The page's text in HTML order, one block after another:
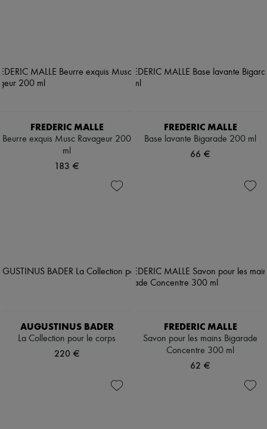
FREDERIC MALLE
Beurre exquis Musc Ravageur 200
ml
183 €
FREDERIC MALLE
Base lavante Bigarade 200 ml
66 €
AUGUSTINUS BADER
La Collection pour le corps
220 €
FREDERIC MALLE
Savon pour les mains Bigarade
Concentre 300 ml
62 €